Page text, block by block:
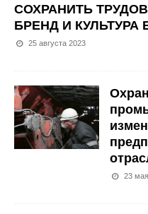
СОХРАНИТЬ
БРЕНД И КУЛЬТУРА
25 августа 2023
23